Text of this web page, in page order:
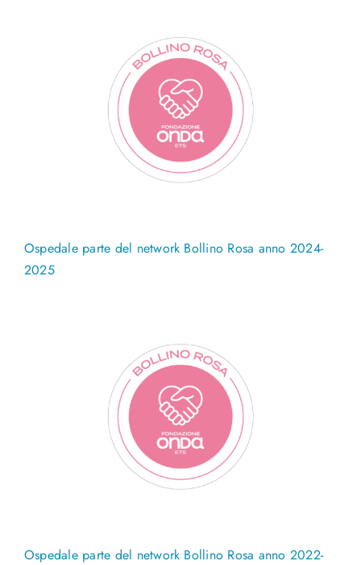
Ospedale parte del network Bollino Rosa anno 2024-
2025
Ospedale parte del network Bollino Rosa anno 2022-